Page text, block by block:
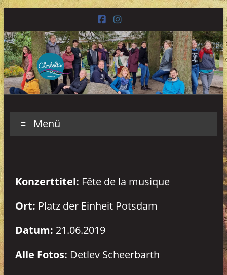
Zum
springen
Chorlektiv
Potsdam
Menü
Konzerttitel: Fête de la musique
Ort: Platz der Einheit Potsdam
Datum: 21.06.2019
Alle Fotos: Detlev Scheerbarth